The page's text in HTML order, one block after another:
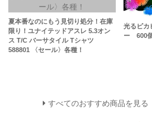
夏本番なのにもう見切り処分！在庫
限り！ユナイテッドアスレ 5.3オン
ス T/C バーサタイル Tシャツ
588801 〈セール〉各種！
光るピカ
ー 600
すべてのおすすめ商品を見る